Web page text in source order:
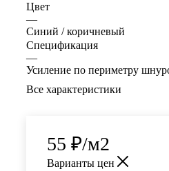
Цвет
—
Синий / коричневый
Спецификация
—
Усиление по периметру
Все характеристики
55 ₽/м2
Варианты цен